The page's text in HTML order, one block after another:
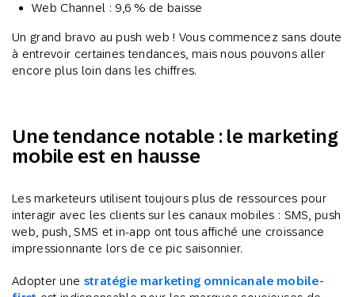
Web Channel : 9,6 % de baisse
Un grand bravo au push web ! Vous commencez sans doute
à entrevoir certaines tendances, mais nous pouvons aller
encore plus loin dans les chiffres.
Une tendance notable : le marketing
mobile est en hausse
Les marketeurs utilisent toujours plus de ressources pour
interagir avec les clients sur les canaux mobiles : SMS, push
web, push, SMS et in-app ont tous affiché une croissance
impressionnante lors de ce pic saisonnier.
Adopter une stratégie marketing omnicanale mobile-